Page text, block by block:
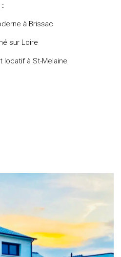
à Brissac
sur Loire
locatif à St-Melaine